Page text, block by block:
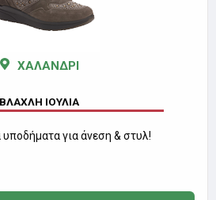
ΧΑΛΑΝΔΡΙ
ΒΛΑΧΛΗ ΙΟΥΛΙΑ
υποδήματα για άνεση & στυλ!